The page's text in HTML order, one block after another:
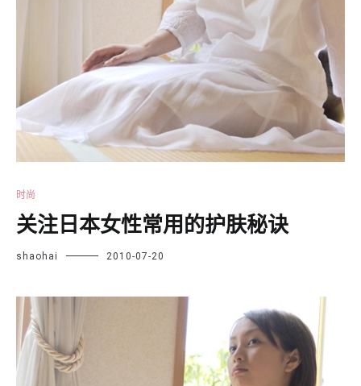
时尚
关注日本女性常用的护肤秘诀
shaohai 2010-07-20